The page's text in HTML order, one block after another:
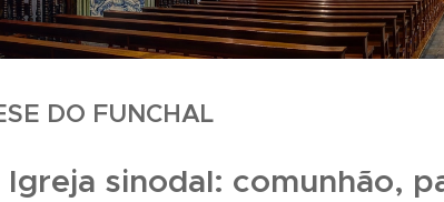
DO FUNCHAL
Igreja sinodal: comunhão,